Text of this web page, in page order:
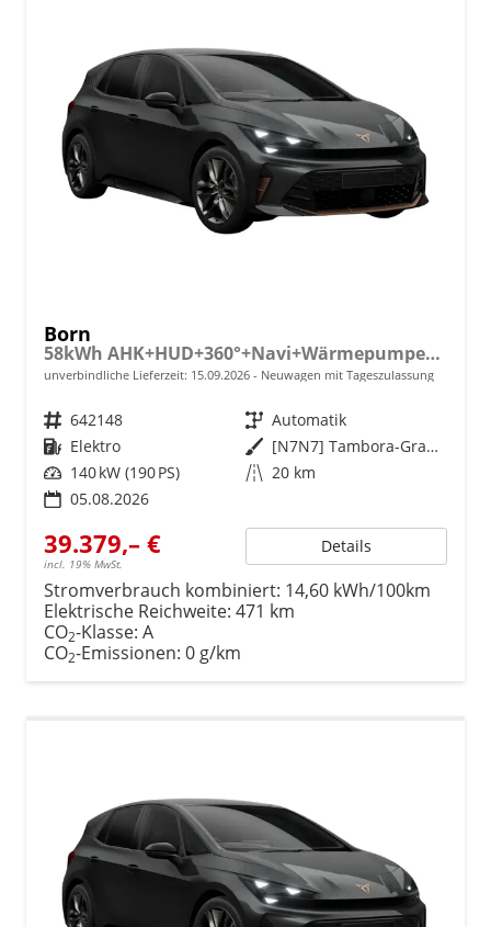
Born
58kWh AHK+HUD+360°+Navi+Wärmepumpe+Dinamica+GV5
unverbindliche Lieferzeit: 15.09.2026 Neuwagen mit Tageszulassung
Fahrzeugnr. 642148 Getriebe Automatik
Kraftstoff Elektro Außenfarbe
[N7N7] Tambora-Grau Metallic
Leistung 140 kW (190 PS) Kilometerstand 20 km
05.08.2026
39.379,– €
incl. 19% MwSt.
Details
Stromverbrauch kombiniert: 14,60 kWh/100km
Elektrische Reichweite: 471 km
CO2-Klasse: A
CO2-Emissionen: 0 g/km